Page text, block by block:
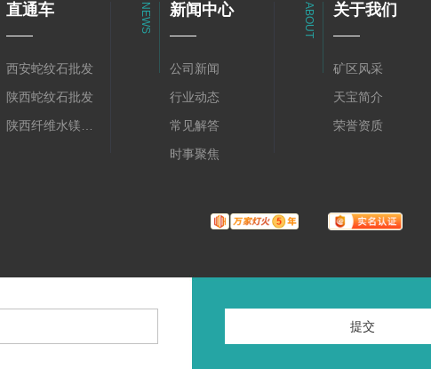
直通车
西安蛇纹石批发
陕西蛇纹石批发
陕西纤维水镁石批发
NEWS 新闻中心
公司新闻
行业动态
常见解答
时事聚焦
ABOUT 关于我们
矿区风采
天宝简介
荣誉资质
提交